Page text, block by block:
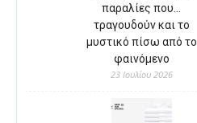
παραλίες που…
τραγουδούν και το
μυστικό πίσω από το
φαινόμενο
23 Ιουλίου 2026